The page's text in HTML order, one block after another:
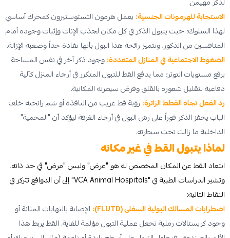
الاستجابة للهرمونات الجنسية: يعمل هرمون التستوستيرون كمحرك أساسي
لهذا السلوك؛ حيث يتبول الذكر في كل مكان لجذب الإناث وإثبات وجوده أمام
المنافسين من الذكور، وتتميز رائحة هذا البول بأنها نفاذة جداً وصعبة الإزالة.
الضغوط الاجتماعية في المنازل المتعددة:وجود ذكر آخر في نفس المساحة
يرفع مستويات التوتر؛ مما يدفع القط للتبول المتكرر في أرجاء المنزل كآلية
دفاعية لتقليل شعوره بالقلق وفرض سيطرته المكانية.
رد الفعل تجاه القطط الزائرة: رؤية قط غريب من النافذة أو شم رائحته خلف
الباب يحفز الذكر فوراً على رش البول في أرجاء الغرفة ليؤكد أن "المحمية"
الداخلية ما زالت تحت سيطرته.
لماذا يتبول القط في غير مكانه
ابتعاد القط عن المكان المخصص له هو "عرض" وليس "مرض" في حد ذاته،
وتشير الدراسات الطبية في "VCA Animal Hospitals" إلى أن الدوافع تتركز في
النقاط التالية:
اضطرابات المسالك البولية السفلى (FLUTD):
الإصابة بالتهابات المثانة أو
وجود كريستالات رملية تجعل عملية التبول مؤلمة للغاية. القط يربط هذا